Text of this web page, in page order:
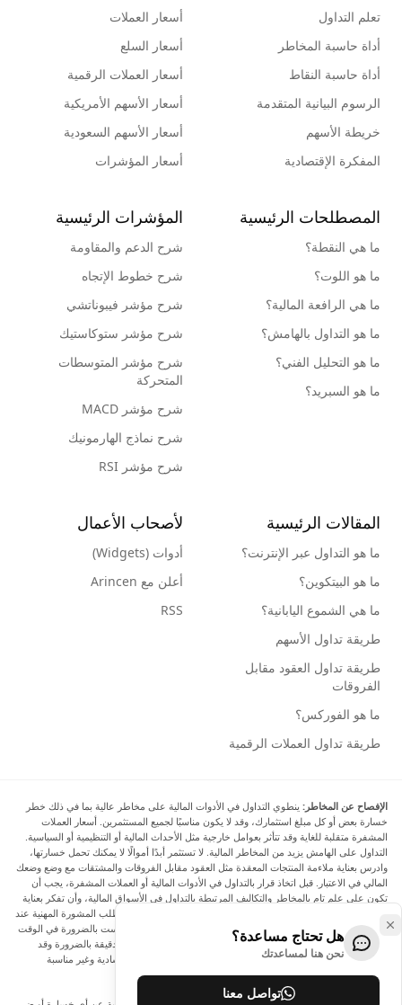
تعلم التداول
أداة حاسبة المخاطر
أداة حاسبة النقاط
الرسوم البيانية المتقدمة
خريطة الأسهم
المفكرة الإقتصادية
أسعار العملات
أسعار السلع
أسعار العملات الرقمية
أسعار الأسهم الأمريكية
أسعار الأسهم السعودية
أسعار المؤشرات
المصطلحات الرئيسية
ما هي النقطة؟
ما هو اللوت؟
ما هي الرافعة المالية؟
ما هو التداول بالهامش؟
ما هو التحليل الفني؟
ما هو السبريد؟
المؤشرات الرئيسية
شرح الدعم والمقاومة
شرح خطوط الإتجاه
شرح مؤشر فيبوناتشي
شرح مؤشر ستوكاستيك
شرح مؤشر المتوسطات
المتحركة
شرح مؤشر MACD
شرح نماذج الهارمونيك
شرح مؤشر RSI
المقالات الرئيسية
ما هو التداول عبر الإنترنت؟
ما هو البيتكوين؟
ما هي الشموع اليابانية؟
طريقة تداول الأسهم
طريقة تداول العقود مقابل
الفروقات
ما هو الفوركس؟
طريقة تداول العملات الرقمية
لأصحاب الأعمال
أدوات (Widgets)
أعلن مع Arincen
RSS
الإفصاح عن المخاطر: ينطوي التداول في الأدوات المالية على مخاطر عالية بما في ذلك خطر
خسارة بعض أو كل مبلغ استثمارك، وقد لا يكون مناسبًا لجميع المستثمرين. أسعار العملات
المشفرة متقلبة للغاية وقد تتأثر بعوامل خارجية مثل الأحداث المالية أو التنظيمية أو السياسية.
التداول على الهامش يزيد من المخاطر المالية. لا تستثمر أبدًا أموالًا لا يمكنك تحمل خسارتها،
وادرس بعناية ملاءمة المنتجات المعقدة مثل العقود مقابل الفروقات والمشتقات مع وضع وضعك
المالي في الاعتبار. قبل اتخاذ قرار بالتداول في الأدوات المالية أو العملات المشفرة، يجب أن
تكون على علم تام بالمخاطر والتكاليف المرتبطة بالتداول في الأسواق المالية، وأن تفكر بعناية
في أهدافك الاستثمارية ومستوى خبرتك ورغبتك في المخاطرة، وأن تطلب المشورة المهنية عند
الحاجة. تود Arincen أن تذكرك بأن البيانات الواردة في هذا الموقع ليست بالضرورة في الوقت
الفعلي وليست دقيقة. البيانات والأسعار الموجودة على الموقع ليست دقيقة بالضرورة وقد
تختلف عن السعر الفعلي في أي سوق معينة، مما يعني أن الأسعار إرشادية وغير مناسبة
لأغراض التداول.
هل تحتاج مساعدة؟
نحن هنا لمساعدتك
تواصل معنا